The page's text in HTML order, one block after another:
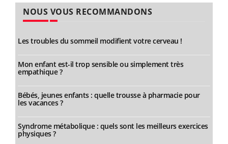
NOUS VOUS RECOMMANDONS
Les troubles du sommeil modifient votre cerveau !
Mon enfant est-il trop sensible ou simplement très
empathique ?
Bébés, jeunes enfants : quelle trousse à pharmacie pour
les vacances ?
Syndrome métabolique : quels sont les meilleurs exercices
physiques ?